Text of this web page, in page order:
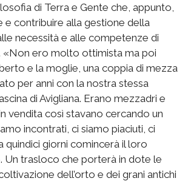
di Terra e Gente che, appunto,
e contribuire alla gestione della
necessità e alle competenze di
«Non ero molto ottimista ma poi
e la moglie, una coppia di mezza
per anni con la nostra stessa
di Avigliana. Erano mezzadri e
vendita così stavano cercando un
incontrati, ci siamo piaciuti, ci
quindici giorni comincerà il loro
Un trasloco che porterà in dote le
dell’orto e dei grani antichi